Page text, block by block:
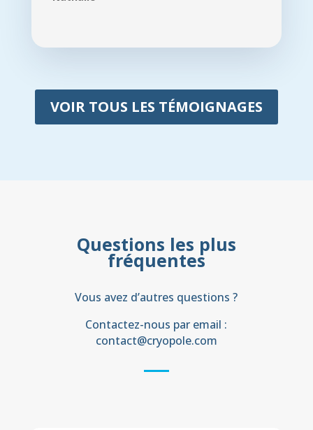
VOIR TOUS LES TÉMOIGNAGES
Questions les plus
fréquentes
Vous avez d’autres questions ?
Contactez-nous par email :
contact@cryopole.com